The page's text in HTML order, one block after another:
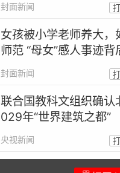
封面新闻
女孩被小学老师养大，
师范 “母女”感人事迹背
场善意的托举
封面新闻
联合国教科文组织确认
029年“世界建筑之都”
央视新闻